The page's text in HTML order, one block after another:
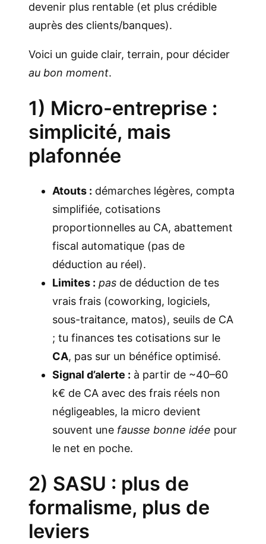
devenir plus rentable (et plus crédible
auprès des clients/banques).
Voici un guide clair, terrain, pour décider
au bon moment.
1) Micro-entreprise :
simplicité, mais
plafonnée
Atouts : démarches légères, compta
simplifiée, cotisations
proportionnelles au CA, abattement
fiscal automatique (pas de
déduction au réel).
Limites : pas de déduction de tes
vrais frais (coworking, logiciels,
sous-traitance, matos), seuils de CA
; tu finances tes cotisations sur le
CA, pas sur un bénéfice optimisé.
Signal d’alerte : à partir de ~40–60
k€ de CA avec des frais réels non
négligeables, la micro devient
souvent une fausse bonne idée pour
le net en poche.
2) SASU : plus de
formalisme, plus de
leviers